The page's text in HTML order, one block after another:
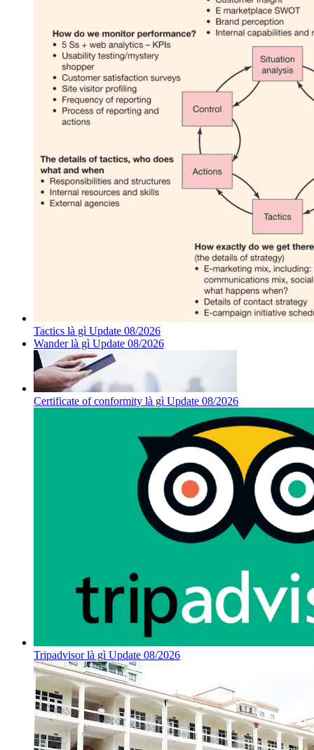
Tactics là gì Update 08/2026
Wander là gì Update 08/2026
Certificate of conformity là gì Update 08/2026
Tripadvisor là gì Update 08/2026